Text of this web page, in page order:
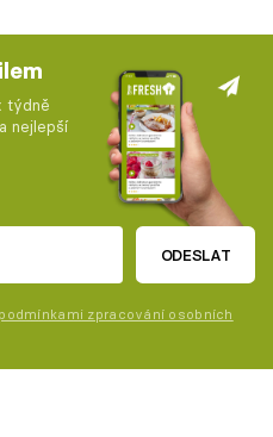
týdně
nejlepší
ODESLAT
podmínkami zpracování osobních